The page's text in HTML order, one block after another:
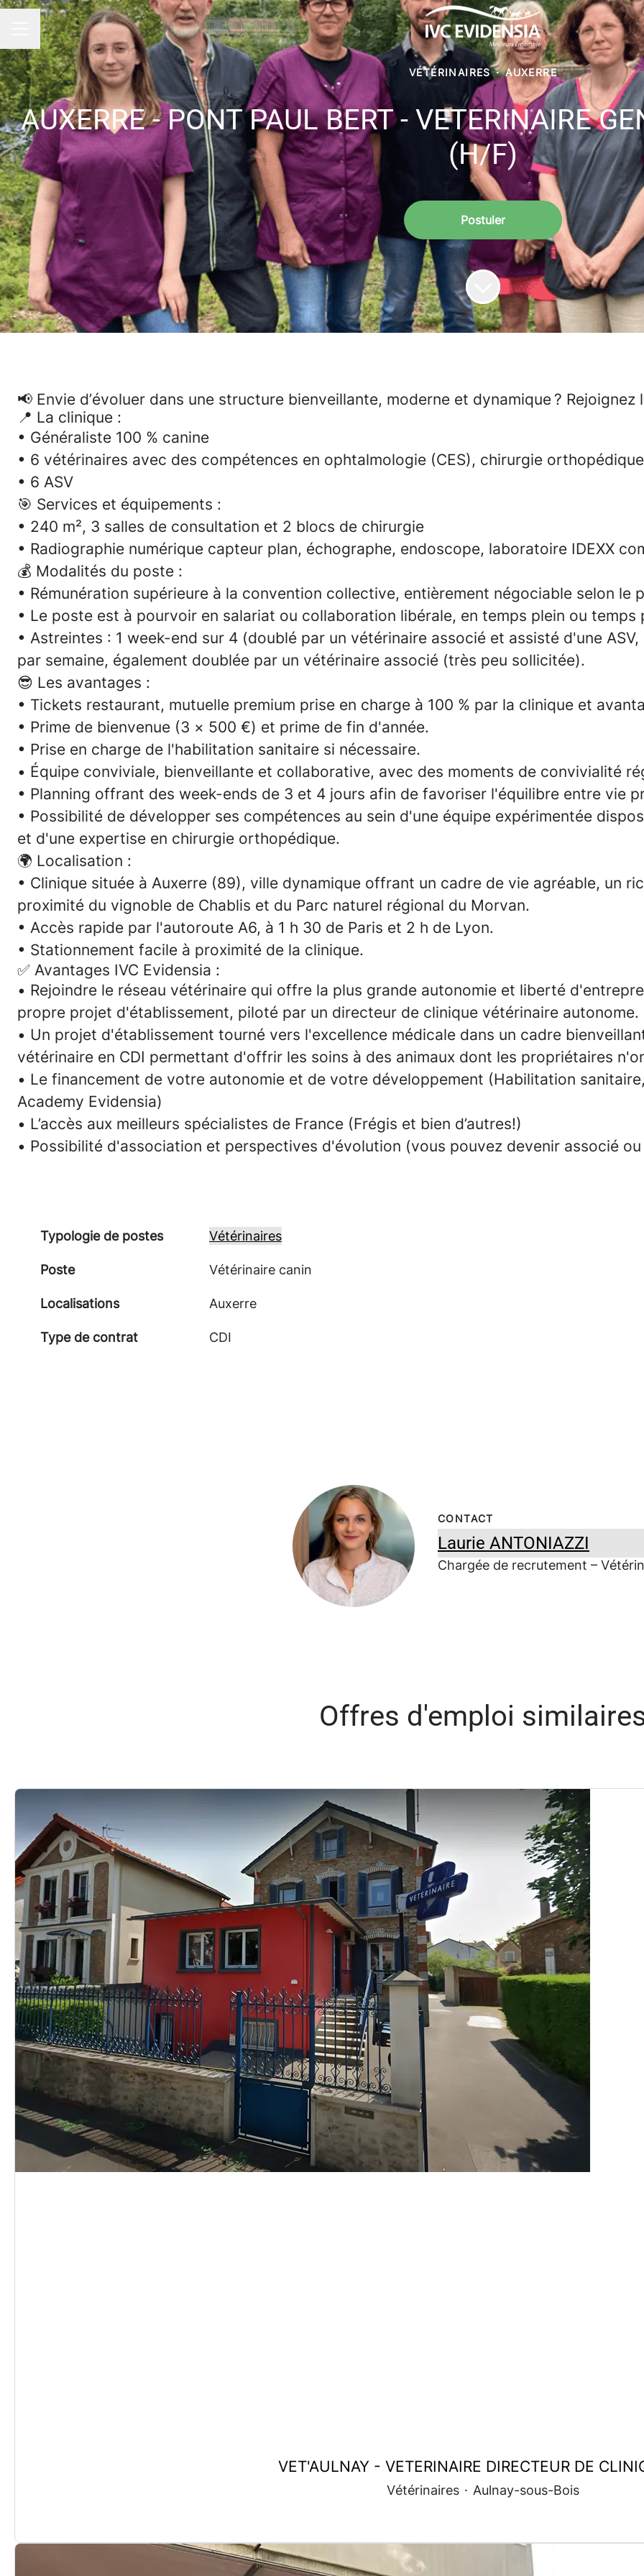
Menu carrière
VÉTÉRINAIRES · AUXERRE
AUXERRE - PONT PAUL BERT - VETERINAIRE
(H/F)
Postuler
📢 Envie d’évoluer dans une structure bienveillante, moderne et dynamique ?
📍 La clinique :
• Généraliste 100 % canine
• 6 vétérinaires avec des compétences en ophtalmologie (CES), chirurgie
• 6 ASV
🎯 Services et équipements :
• 240 m², 3 salles de consultation et 2 blocs de chirurgie
• Radiographie numérique capteur plan, échographe, endoscope, laboratoire IDEXX
💰 Modalités du poste :
• Rémunération supérieure à la convention collective, entièrement négociable selon le
• Le poste est à pourvoir en salariat ou collaboration libérale, en temps plein ou temps
• Astreintes : 1 week-end sur 4 (doublé par un vétérinaire associé et assisté d'une
par semaine, également doublée par un vétérinaire associé (très peu sollicitée).
😎 Les avantages :
• Tickets restaurant, mutuelle premium prise en charge à 100 % par la clinique et
• Prime de bienvenue (3 × 500 €) et prime de fin d'année.
• Prise en charge de l'habilitation sanitaire si nécessaire.
• Équipe conviviale, bienveillante et collaborative, avec des moments de convivialité
• Planning offrant des week-ends de 3 et 4 jours afin de favoriser l'équilibre entre vie
• Possibilité de développer ses compétences au sein d'une équipe expérimentée
et d'une expertise en chirurgie orthopédique.
🌍 Localisation :
• Clinique située à Auxerre (89), ville dynamique offrant un cadre de vie agréable, un
proximité du vignoble de Chablis et du Parc naturel régional du Morvan.
• Accès rapide par l'autoroute A6, à 1 h 30 de Paris et 2 h de Lyon.
• Stationnement facile à proximité de la clinique.
✅ Avantages IVC Evidensia :
• Rejoindre le réseau vétérinaire qui offre la plus grande autonomie et liberté
propre projet d'établissement, piloté par un directeur de clinique vétérinaire autonome.
• Un projet d'établissement tourné vers l'excellence médicale dans un cadre
vétérinaire en CDI permettant d'offrir les soins à des animaux dont les propriétaires
• Le financement de votre autonomie et de votre développement (Habilitation
Academy Evidensia)
• L’accès aux meilleurs spécialistes de France (Frégis et bien d’autres!)
• Possibilité d'association et perspectives d'évolution (vous pouvez devenir associé
Typologie de postes Vétérinaires
Poste Vétérinaire canin
Localisations Auxerre
Type de contrat CDI
CONTACT
Laurie ANTONIAZZI
Chargée de recrutement –
Offres d'emploi
VET'AULNAY - VETERINAIRE DIRECTEUR DE
Vétérinaires · Aulnay-sous-Bois